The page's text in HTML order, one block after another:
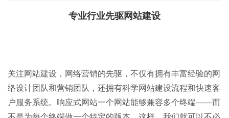
专业行业先驱网站建设
关注网站建设， 网络营销的先驱，不仅有拥有丰富经验的网
络设计团队和营销团队，还拥有科学网站建设流程和快速客
户服务系统。 响应式网站一个网站能够兼容多个终端——而